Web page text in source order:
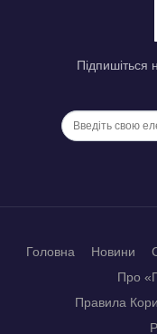
Підпишіться
Головна Новини
Про
Правила